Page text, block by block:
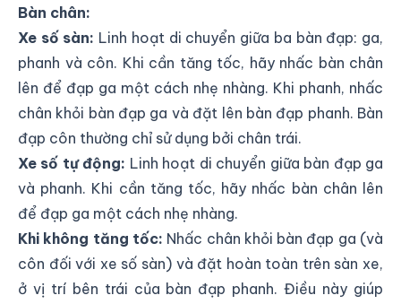
Bàn chân:
Xe số sàn: Linh hoạt di chuyển giữa ba bàn đạp: ga,
phanh và côn. Khi cần tăng tốc, hãy nhấc bàn chân
lên để đạp ga một cách nhẹ nhàng. Khi phanh, nhấc
chân khỏi bàn đạp ga và đặt lên bàn đạp phanh. Bàn
đạp côn thường chỉ sử dụng bởi chân trái.
Xe số tự động: Linh hoạt di chuyển giữa bàn đạp ga
và phanh. Khi cần tăng tốc, hãy nhấc bàn chân lên
để đạp ga một cách nhẹ nhàng.
Khi không tăng tốc: Nhấc chân khỏi bàn đạp ga (và
côn đối với xe số sàn) và đặt hoàn toàn trên sàn xe,
ở vị trí bên trái của bàn đạp phanh. Điều này giúp